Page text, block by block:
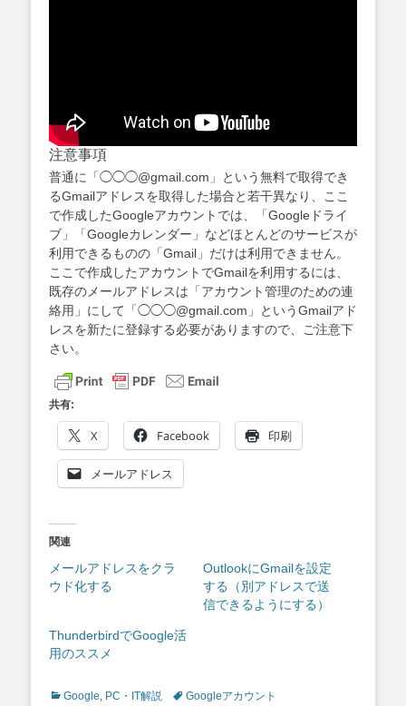
注意事項
普通に「◯◯◯@gmail.com」という無料で取得でき
るGmailアドレスを取得した場合と若干異なり、ここ
で作成したGoogleアカウントでは、「Googleドライ
ブ」「Googleカレンダー」などほとんどのサービスが
利用できるものの「Gmail」だけは利用できません。
ここで作成したアカウントでGmailを利用するには、
既存のメールアドレスは「アカウント管理のための連
絡用」にして「◯◯◯@gmail.com」というGmailアド
レスを新たに登録する必要がありますので、ご注意下
さい。
共有:
X Facebook 印刷
メールアドレス
関連
メールアドレスをクラ
ウド化する
OutlookにGmailを設定
する（別アドレスで送
信できるようにする）
ThunderbirdでGoogle活
用のススメ
Categories
Google, PC・IT解説 TagsGoogleアカウント